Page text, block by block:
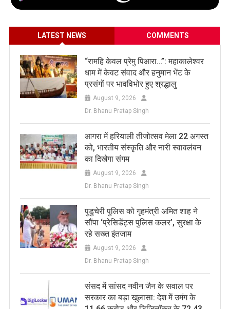
LATEST NEWS COMMENTS
​“रामहि केवल प्रेमु पिआरा…”: महाकालेश्वर
धाम में केवट संवाद और हनुमान भेंट के
प्रसंगों पर भावविभोर हुए श्रद्धालु
August 9, 2026
Dr. Bhanu Pratap Singh
आगरा में हरियाली तीजोत्सव मेला 22 अगस्त
को, भारतीय संस्कृति और नारी स्वावलंबन
का दिखेगा संगम
August 9, 2026
Dr. Bhanu Pratap Singh
पुडुचेरी पुलिस को गृहमंत्री अमित शाह ने
सौंपा ‘प्रेसिडेंट्स पुलिस कलर’, सुरक्षा के
रहे सख्त इंतजाम
August 9, 2026
Dr. Bhanu Pratap Singh
संसद में सांसद नवीन जैन के सवाल पर
सरकार का बड़ा खुलासा: देश में उमंग के